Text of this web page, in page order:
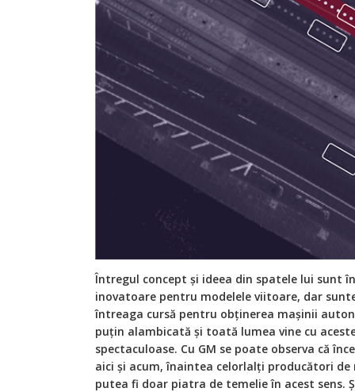
Întregul concept și ideea din spatele lui sunt
inovatoare pentru modelele viitoare, dar
întreaga cursă pentru obținerea mașinii
puțin alambicată și toată lumea vine cu
spectaculoase. Cu GM se poate observa că
aici și acum, înaintea celorlalți producători de
putea fi doar piatra de temelie în acest sens.